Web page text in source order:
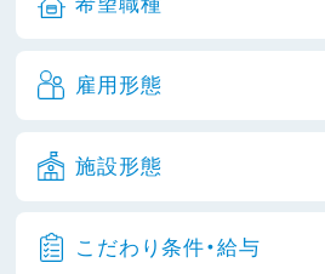
雇用形態
施設形態
こだわり条件・給与